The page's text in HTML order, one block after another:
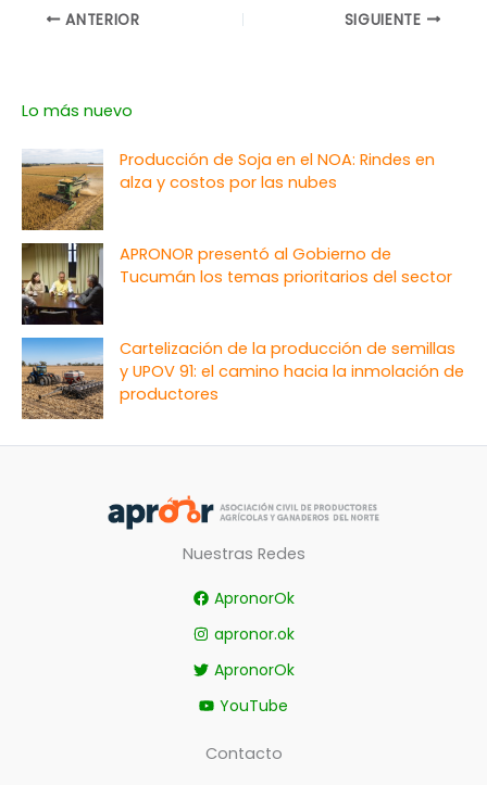
ANTERIOR SIGUIENTE
Lo más nuevo
Producción de Soja en el NOA: Rindes en
alza y costos por las nubes
APRONOR presentó al Gobierno de
Tucumán los temas prioritarios del sector
Cartelización de la producción de semillas
y UPOV 91: el camino hacia la inmolación de
productores
Nuestras Redes
ApronorOk
apronor.ok
ApronorOk
YouTube
Contacto